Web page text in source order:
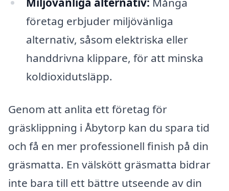
företag erbjuder miljövänliga
alternativ, såsom elektriska eller
handdrivna klippare, för att minska
koldioxidutsläpp.
Genom att anlita ett företag för
gräsklippning i Åbytorp kan du spara tid
och få en mer professionell finish på din
gräsmatta. En välskött gräsmatta bidrar
inte bara till ett bättre utseende av din